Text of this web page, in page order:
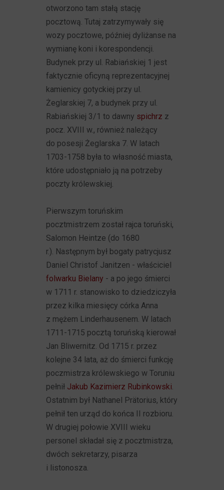
otworzono tam stałą stację
pocztową. Tutaj zatrzymywały się
wozy pocztowe, później dyliżanse na
wymianę koni i korespondencji.
Budynek przy ul. Rabiańskiej 1 jest
faktycznie oficyną reprezentacyjnej
kamienicy gotyckiej przy ul.
Żeglarskiej 7, a budynek przy ul.
Rabiańskiej 3/1 to dawny spichrz z
pocz. XVIII w., również należący
do posesji Żeglarska 7. W latach
1703-1758 była to własność miasta,
które udostępniało ją na potrzeby
poczty królewskiej.
Pierwszym toruńskim
pocztmistrzem został rajca toruński,
Salomon Heintze (do 1680
r.). Następnym był bogaty patrycjusz
Daniel Christof Janitzen - właściciel
folwarku Bielany - a po jego śmierci
w 1711 r. stanowisko to dziedziczyła
przez kilka miesięcy córka Anna
z mężem Linderhausenem. W latach
1711-1715 pocztą toruńską kierował
Jan Bliwernitz. Od 1715 r. przez
kolejne 34 lata, aż do śmierci funkcję
poczmistrza królewskiego w Toruniu
pełnił Jakub Kazimierz Rubinkowski.
Ostatnim był Nathanel Prätorius, który
pełnił ten urząd do końca II rozbioru.
W drugiej połowie XVIII wieku
personel składał się z pocztmistrza,
dwóch sekretarzy, pisarza
i listonosza.